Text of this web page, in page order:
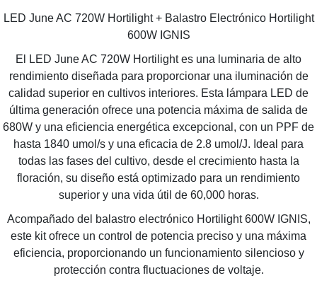
LED June AC 720W Hortilight + Balastro Electrónico Hortilight
600W IGNIS
El LED June AC 720W Hortilight es una luminaria de alto
rendimiento diseñada para proporcionar una iluminación de
calidad superior en cultivos interiores. Esta lámpara LED de
última generación ofrece una potencia máxima de salida de
680W y una eficiencia energética excepcional, con un PPF de
hasta 1840 umol/s y una eficacia de 2.8 umol/J. Ideal para
todas las fases del cultivo, desde el crecimiento hasta la
floración, su diseño está optimizado para un rendimiento
superior y una vida útil de 60,000 horas.
Acompañado del balastro electrónico Hortilight 600W IGNIS,
este kit ofrece un control de potencia preciso y una máxima
eficiencia, proporcionando un funcionamiento silencioso y
protección contra fluctuaciones de voltaje.